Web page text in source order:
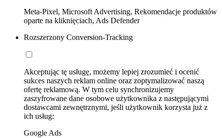
Meta-Pixel, Microsoft Advertising, Rekomendacje produktów
oparte na kliknięciach, Ads Defender
Rozszerzony Conversion-Tracking
Akceptując tę usługę, możemy lepiej zrozumieć i ocenić
sukces naszych reklam online oraz zoptymalizować naszą
ofertę reklamową. W tym celu synchronizujemy
zaszyfrowane dane osobowe użytkownika z następującymi
dostawcami zewnętrznymi, jeśli użytkownik korzysta już z
ich usług:
Google Ads